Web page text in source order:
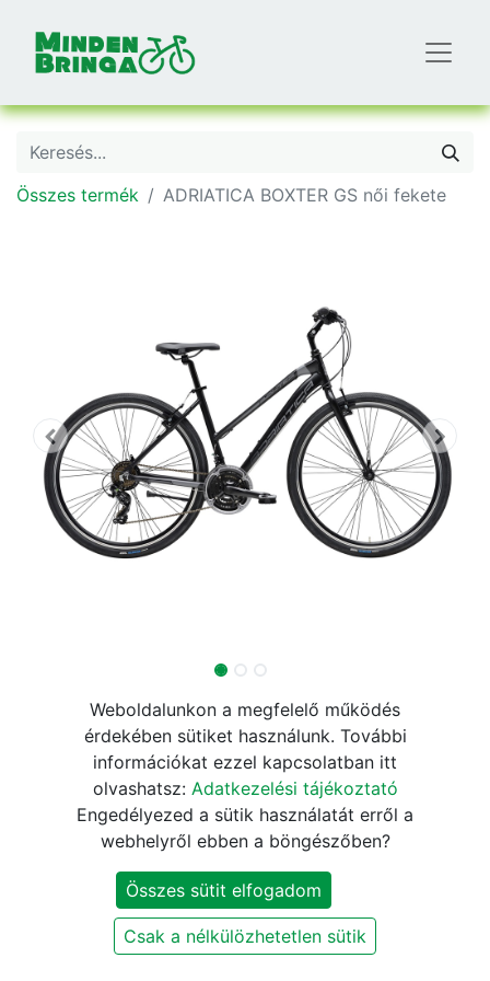
Összes termék ADRIATICA BOXTER GS női fekete
ADRIATICA BOXTER GS női
fekete
199.990Ft
KOSÁRBA
Adriatica
Weboldalunkon a megfelelő működés
érdekében sütiket használunk. További
információkat ezzel kapcsolatban itt
olvashatsz: Adatkezelési tájékoztató
Engedélyezed a sütik használatát erről a
webhelyről ebben a böngészőben?
Összes sütit elfogadom
Csak a nélkülözhetetlen sütik